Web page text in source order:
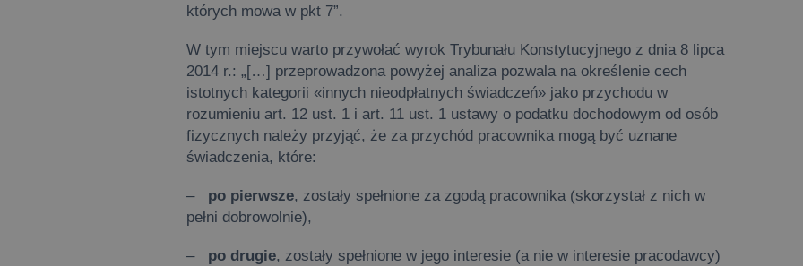
których mowa w pkt 7”.
W tym miejscu warto przywołać wyrok Trybunału Konstytucyjnego z dnia 8 lipca
2014 r.: „[…] przeprowadzona powyżej analiza pozwala na określenie cech
istotnych kategorii «innych nieodpłatnych świadczeń» jako przychodu w
rozumieniu art. 12 ust. 1 i art. 11 ust. 1 ustawy o podatku dochodowym od osób
fizycznych należy przyjąć, że za przychód pracownika mogą być uznane
świadczenia, które:
– po pierwsze, zostały spełnione za zgodą pracownika (skorzystał z nich w
pełni dobrowolnie),
– po drugie, zostały spełnione w jego interesie (a nie w interesie pracodawcy)